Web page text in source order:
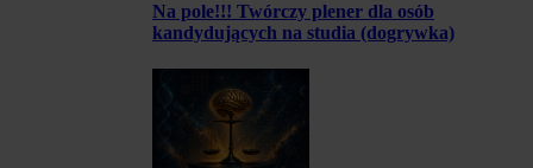
Na pole!!! Twórczy plener dla osób
kandydujących na studia (dogrywka)